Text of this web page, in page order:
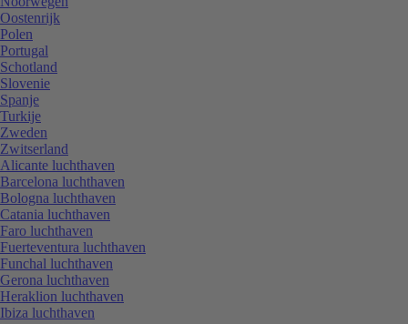
Oostenrijk
Polen
Portugal
Schotland
Slovenie
Spanje
Turkije
Zweden
Zwitserland
Alicante luchthaven
Barcelona luchthaven
Bologna luchthaven
Catania luchthaven
Faro luchthaven
Fuerteventura luchthaven
Funchal luchthaven
Gerona luchthaven
Heraklion luchthaven
Ibiza luchthaven